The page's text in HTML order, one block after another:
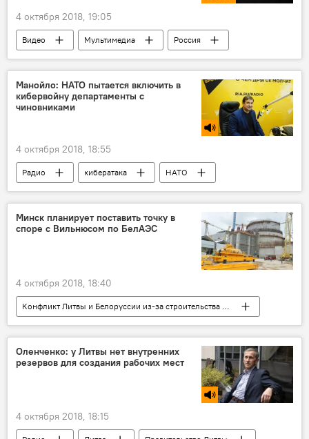
4 октября 2018, 19:05
Видео Мультимедиа
Россия
космос
Манойло: НАТО пытается включить в
кибервойну департаменты с
чиновниками
4 октября 2018, 18:55
Радио кибератака НАТО
Минск планирует поставить точку в
споре с Вильнюсом по БелАЭС
4 октября 2018, 18:40
Конфликт Литвы и Белоруссии из-за строительства АЭС
Экономика
Минск БелАЭС
Оленченко: у Литвы нет внутренних
резервов для создания рабочих мест
4 октября 2018, 18:15